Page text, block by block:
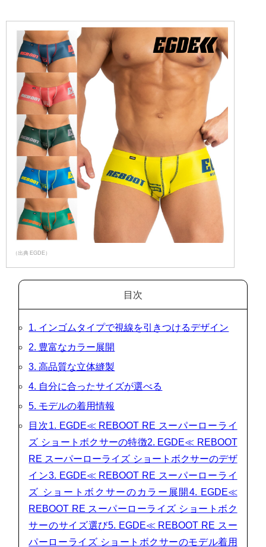
（出典 EGDE）
目次
1. インゴムタイプで視線を引きつけるデザイン
2. 豊富なカラー展開
3. 高品質な立体縫製
4. 自分に合ったサイズが選べる
5. モデルの着用情報
目次1. EGDE≪ REBOOT RE スーパーローライ
ズ ショートボクサーの特徴2. EGDE≪ REBOOT
RE スーパーローライズ ショートボクサーのデザ
イン3. EGDE≪ REBOOT RE スーパーローライ
ズ ショートボクサーのカラー展開4. EGDE≪
REBOOT RE スーパーローライズ ショートボク
サーのサイズ選び5. EGDE≪ REBOOT RE スー
パーローライズ ショートボクサーのモデル着用